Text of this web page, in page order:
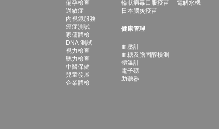
備孕檢查
過敏症
內視鏡服務
癌症測試
家傭體檢
DNA 測試
視力檢查
聽力檢查
中醫保健
兒童發展
企業體檢
輪狀病毒口服疫苗
日本腦炎疫苗
健康管理
血壓計
血糖及膽固醇檢測
體溫計
電子磅
助聽器
電解水機